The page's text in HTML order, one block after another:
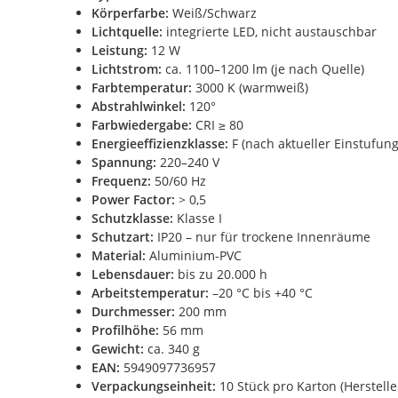
Körperfarbe: Weiß/Schwarz
Lichtquelle: integrierte LED, nicht austauschbar
Leistung: 12 W
Lichtstrom: ca. 1100–1200 lm (je nach Quelle)
Farbtemperatur: 3000 K (warmweiß)
Abstrahlwinkel: 120°
Farbwiedergabe: CRI ≥ 80
Energieeffizienzklasse: F (nach aktueller
Spannung: 220–240 V
Frequenz: 50/60 Hz
Power Factor: > 0,5
Schutzklasse: Klasse I
Schutzart: IP20 – nur für trockene Innenräume
Material: Aluminium-PVC
Lebensdauer: bis zu 20.000 h
Arbeitstemperatur: –20 °C bis +40 °C
Durchmesser: 200 mm
Profilhöhe: 56 mm
Gewicht: ca. 340 g
EAN: 5949097736957
Verpackungseinheit: 10 Stück pro Karton